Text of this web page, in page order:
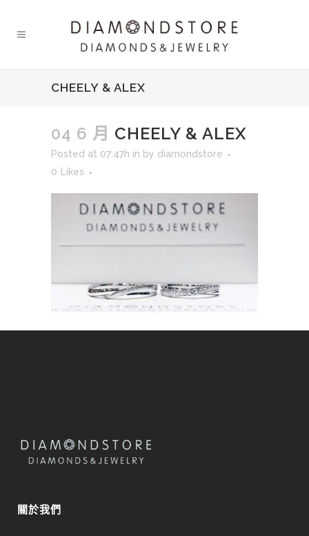
CHEELY & ALEX
04 6 月 CHEELY & ALEX
Posted at 07:47h in by diamondstore
0
Likes
關於我們